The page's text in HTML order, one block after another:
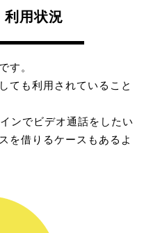
用状況
す。
ても利用されていること
ンでビデオ通話をしたい
を借りるケースもあるよ